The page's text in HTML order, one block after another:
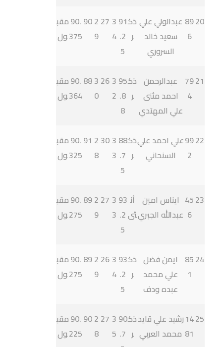
20
89
6
عبدالولي علي
سعيد خالد
السروري
ذك
ر
91
.2
5
3
4
27
2
9
90
90.
375
مقب
ول
21
79
4
عبدالرحمن
احمد مثنى
علي المهتدي
ذك
ر
95
.8
8
3
2
26
3
0
88
90.
364
مقب
ول
22
99
2
علي احمد علي
السنحاني
ذك
ر
88
.7
5
3
3
30
2
8
91
90.
325
مقب
ول
23
45
6
ايناس امين
عبدالله الجبري
أن
ثى
93
.2
5
3
3
27
2
9
89
90.
275
مقب
ول
24
85
1
ايمن فضل
علي محمد
عبده ودف
ذك
ر
93
.2
5
3
4
26
2
9
89
90.
275
مقب
ول
25
14
81
رشيد علي قايد
محمد العربي
ذك
ر
90
.7
3
5
27
2
8
90
90.
225
مقب
ول